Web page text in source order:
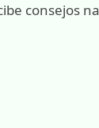
consejos